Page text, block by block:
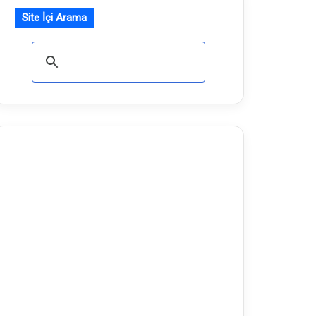
Site İçi Arama